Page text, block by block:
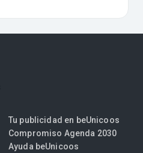
Tu publicidad en beUnicoos
Compromiso Agenda 2030
Ayuda beUnicoos